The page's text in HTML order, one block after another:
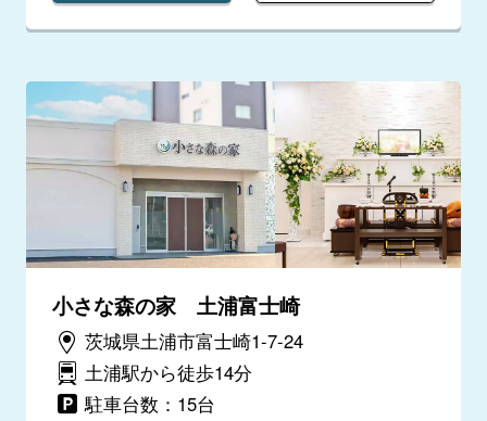
小さな森の家 土浦富士崎
茨城県土浦市富士崎1-7-24
土浦駅から徒歩14分
駐車台数：15台